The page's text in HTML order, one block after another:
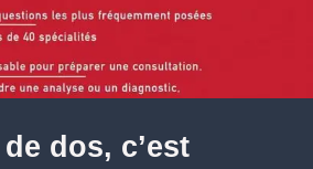
dos, c’est